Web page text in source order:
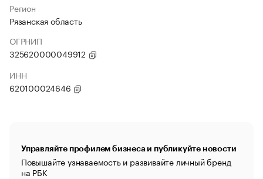
Регион
Рязанская область
ОГРНИП
325620000049912
ИНН
620100024646
Управляйте профилем бизнеса и публикуйте новости
Повышайте узнаваемость и развивайте личный бренд
на РБК